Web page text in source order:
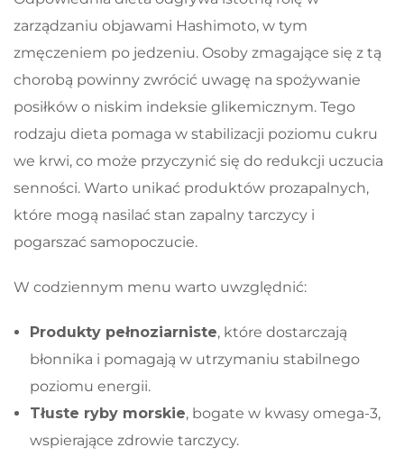
zarządzaniu objawami Hashimoto, w tym
zmęczeniem po jedzeniu. Osoby zmagające się z tą
chorobą powinny zwrócić uwagę na spożywanie
posiłków o niskim indeksie glikemicznym. Tego
rodzaju dieta pomaga w stabilizacji poziomu cukru
we krwi, co może przyczynić się do redukcji uczucia
senności. Warto unikać produktów prozapalnych,
które mogą nasilać stan zapalny tarczycy i
pogarszać samopoczucie.
W codziennym menu warto uwzględnić:
Produkty pełnoziarniste, które dostarczają
błonnika i pomagają w utrzymaniu stabilnego
poziomu energii.
Tłuste ryby morskie, bogate w kwasy omega-3,
wspierające zdrowie tarczycy.